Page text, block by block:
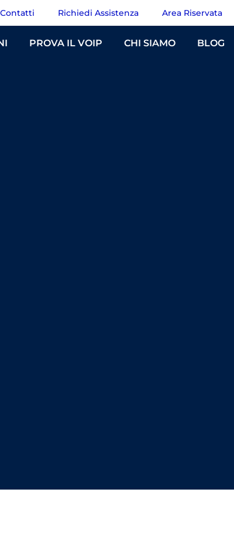
Contatti Richiedi Assistenza Area Riservata
PROVA IL VOIP CHI SIAMO BLOG